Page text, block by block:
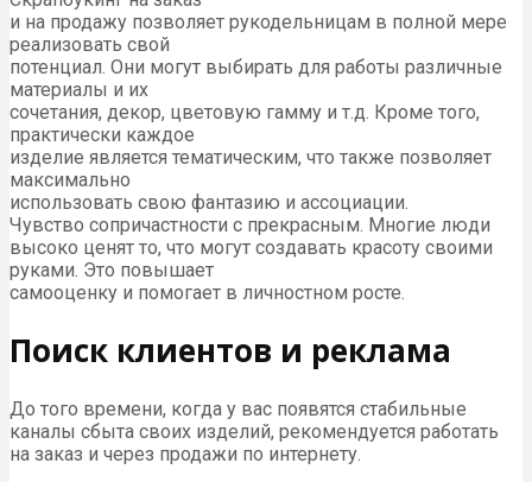
и на продажу позволяет рукодельницам в полной мере
реализовать свой
потенциал. Они могут выбирать для работы различные
материалы и их
сочетания, декор, цветовую гамму и т.д. Кроме того,
практически каждое
изделие является тематическим, что также позволяет
максимально
использовать свою фантазию и ассоциации.
Чувство сопричастности с прекрасным. Многие люди
высоко ценят то, что могут создавать красоту своими
руками. Это повышает
самооценку и помогает в личностном росте.
Поиск клиентов и реклама
До того времени, когда у вас появятся стабильные
каналы сбыта своих изделий, рекомендуется работать
на заказ и через продажи по интернету.